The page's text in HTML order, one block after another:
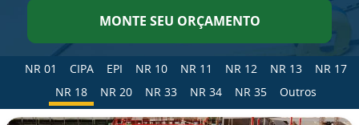
MONTE SEU ORÇAMENTO
NR 01 CIPA EPI NR 10 NR 11 NR 12 NR 13
NR 17
NR 18
NR 20 NR 33 NR 34 NR 35 Outros